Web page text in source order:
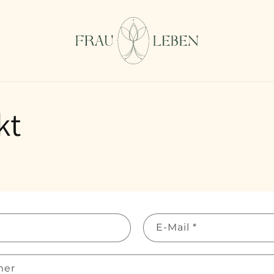
E-Mail *